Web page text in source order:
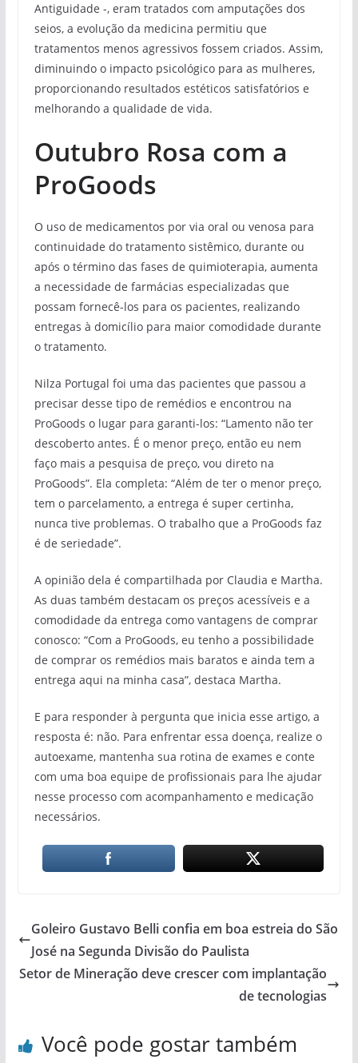
Antiguidade -, eram tratados com amputações dos
seios, a evolução da medicina permitiu que
tratamentos menos agressivos fossem criados. Assim,
diminuindo o impacto psicológico para as mulheres,
proporcionando resultados estéticos satisfatórios e
melhorando a qualidade de vida.
Outubro Rosa com a
ProGoods
O uso de medicamentos por via oral ou venosa para
continuidade do tratamento sistêmico, durante ou
após o término das fases de quimioterapia, aumenta
a necessidade de farmácias especializadas que
possam fornecê-los para os pacientes, realizando
entregas à domicílio para maior comodidade durante
o tratamento.
Nilza Portugal foi uma das pacientes que passou a
precisar desse tipo de remédios e encontrou na
ProGoods o lugar para garanti-los: “Lamento não ter
descoberto antes. É o menor preço, então eu nem
faço mais a pesquisa de preço, vou direto na
ProGoods”. Ela completa: “Além de ter o menor preço,
tem o parcelamento, a entrega é super certinha,
nunca tive problemas. O trabalho que a ProGoods faz
é de seriedade”.
A opinião dela é compartilhada por Claudia e Martha.
As duas também destacam os preços acessíveis e a
comodidade da entrega como vantagens de comprar
conosco: “Com a ProGoods, eu tenho a possibilidade
de comprar os remédios mais baratos e ainda tem a
entrega aqui na minha casa”, destaca Martha.
E para responder à pergunta que inicia esse artigo, a
resposta é: não. Para enfrentar essa doença, realize o
autoexame, mantenha sua rotina de exames e conte
com uma boa equipe de profissionais para lhe ajudar
nesse processo com acompanhamento e medicação
necessários.
Goleiro Gustavo Belli confia em boa estreia do São
José na Segunda Divisão do Paulista
Setor de Mineração deve crescer com implantação
de tecnologias
Você pode gostar também